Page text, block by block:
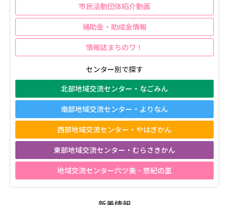
市民活動団体紹介動画
補助金・助成金情報
情報誌まちのワ！
センター別で探す
北部地域交流センター・なごみん
南部地域交流センター・よりなん
西部地域交流センター・やはぎかん
東部地域交流センター・むらさきかん
地域交流センター六ツ美・悠紀の里